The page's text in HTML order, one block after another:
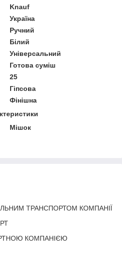
Knauf
Україна
Ручний
Білий
Універсальний
Готова суміш
25
Гіпсова
Фінішна
Мішок
ТРАНСПОРТОМ КОМПАНІЇ
КОМПАНІЄЮ